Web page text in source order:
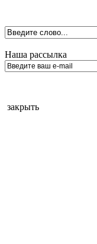
Наша рассылка
закрыть